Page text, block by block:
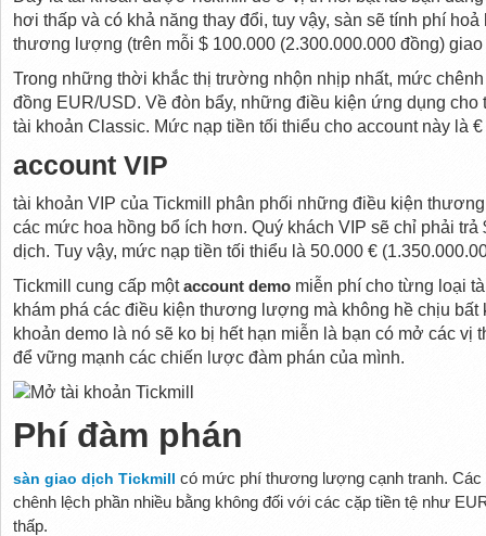
hơi thấp và có khả năng thay đổi, tuy vậy, sàn sẽ tính phí
thương lượng (trên mỗi $ 100.000 (2.300.000.000 đồng) giao
Trong những thời khắc thị trường nhộn nhịp nhất, mức
đồng EUR/USD. Về đòn bẩy, những điều kiện ứng dụng
tài khoản Classic. Mức nạp tiền tối thiểu cho account này là
account VIP
tài khoản VIP của Tickmill phân phối những điều kiện
các mức hoa hồng bổ ích hơn. Quý khách VIP sẽ chỉ phải trả
dịch. Tuy vậy, mức nạp tiền tối thiểu là 50.000 €
Tickmill cung cấp mộtaccount demomiễn phí cho từng loại
khám phá các điều kiện thương lượng mà không hề chịu bất
khoản demo là nó sẽ ko bị hết hạn miễn là bạn có mở các vị
để vững mạnh các chiến lược đàm phán của mình.
Phí đàm phán
sàn giao dịch Tickmill có mức phí thương lượng cạnh tranh.
chênh lệch phần nhiều bằng không đối với các cặp tiền tệ như
thấp.